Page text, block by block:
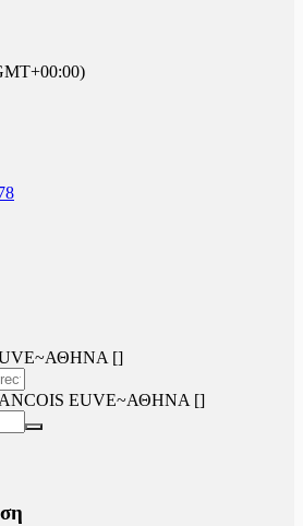
[]
EUVE~ΑΘΗΝΑ []